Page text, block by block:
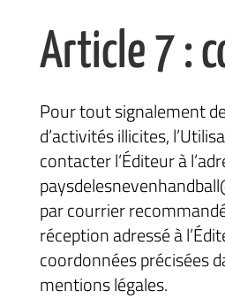
Article 7 :
Pour tout signalement
d’activités illicites,
contacter l’Éditeur à
par courrier
réception adressé à
coordonnées précisées
mentions légales.